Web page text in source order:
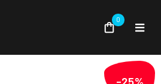
0
-25%